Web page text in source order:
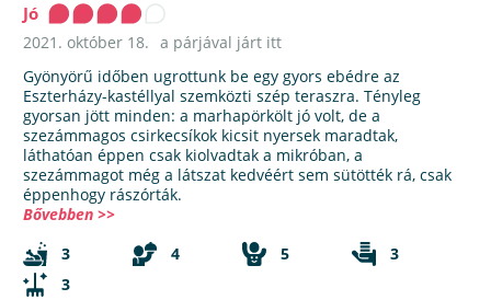
Jó
2021. október 18. a párjával járt itt
Gyönyörű időben ugrottunk be egy gyors ebédre az
Eszterházy-kastéllyal szemközti szép teraszra. Tényleg
gyorsan jött minden: a marhapörkölt jó volt, de a
szezámmagos csirkecsíkok kicsit nyersek maradtak,
láthatóan éppen csak kiolvadtak a mikróban, a
szezámmagot még a látszat kedvéért sem sütötték rá, csak
éppenhogy rászórták.
Bővebben >>
3
4 5
3
3